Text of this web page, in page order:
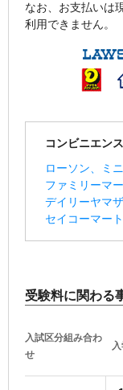
なお、お支払いは
利用できません。
コンビニエン
ローソン、ミ
ファミリーマ
デイリーヤマ
セイコーマート
受験料に関わる
入試区分組み合わ
せ